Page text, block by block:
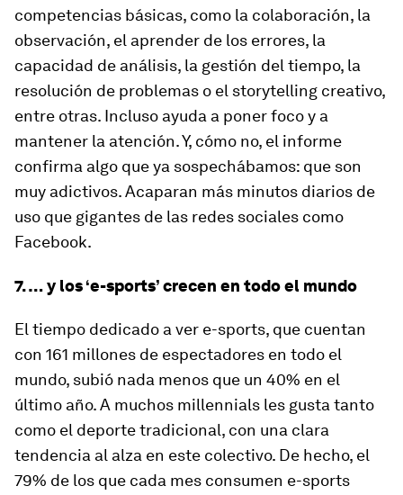
competencias básicas, como la colaboración, la
observación, el aprender de los errores, la
capacidad de análisis, la gestión del tiempo, la
resolución de problemas o el storytelling creativo,
entre otras. Incluso ayuda a poner foco y a
mantener la atención. Y, cómo no, el informe
confirma algo que ya sospechábamos: que son
muy adictivos. Acaparan más minutos diarios de
uso que gigantes de las redes sociales como
Facebook.
7. … y los ‘e-sports’ crecen en todo el mundo
El tiempo dedicado a ver e-sports, que cuentan
con 161 millones de espectadores en todo el
mundo, subió nada menos que un 40% en el
último año. A muchos millennials les gusta tanto
como el deporte tradicional, con una clara
tendencia al alza en este colectivo. De hecho, el
79% de los que cada mes consumen e-sports